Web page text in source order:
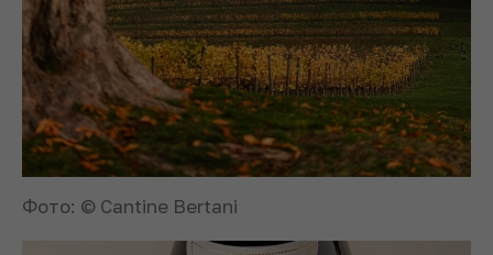
Фото: © Cantine Bertani